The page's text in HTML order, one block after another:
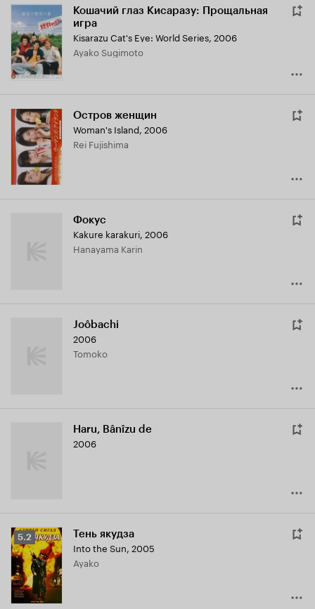
Кошачий глаз Кисаразу: Прощальная
игра
Kisarazu Cat's Eye: World Series, 2006
Ayako Sugimoto
Остров женщин
Woman's Island, 2006
Rei Fujishima
Фокус
Kakure karakuri, 2006
Hanayama Karin
Joôbachi
2006
Tomoko
Haru, Bânîzu de
2006
Рейтинг
Кинопоиска
5.2
5.2 Тень якудза
Into the Sun, 2005
Ayako